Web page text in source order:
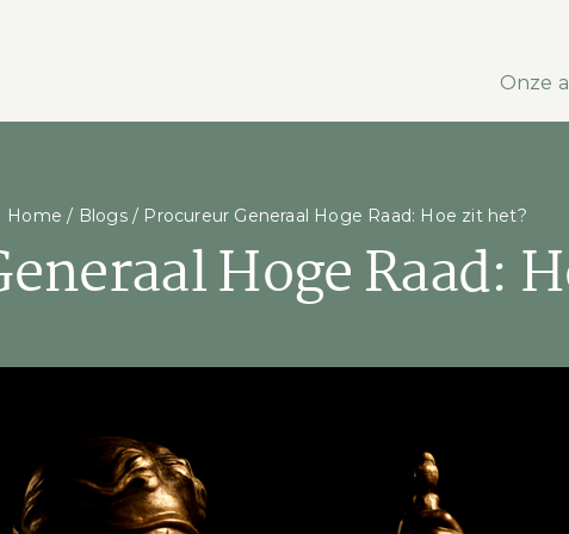
Onze
Home / Blogs/ Procureur Generaal Hoge Raad: Hoe zit het?
Hoge Raad: